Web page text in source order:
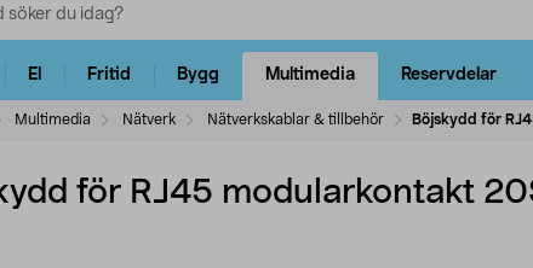
El Fritid Bygg Multimedia Reservdelar
Multimedia Nätverk Nätverkskablar & tillbehör Böjskydd för
för RJ45 modularkontakt